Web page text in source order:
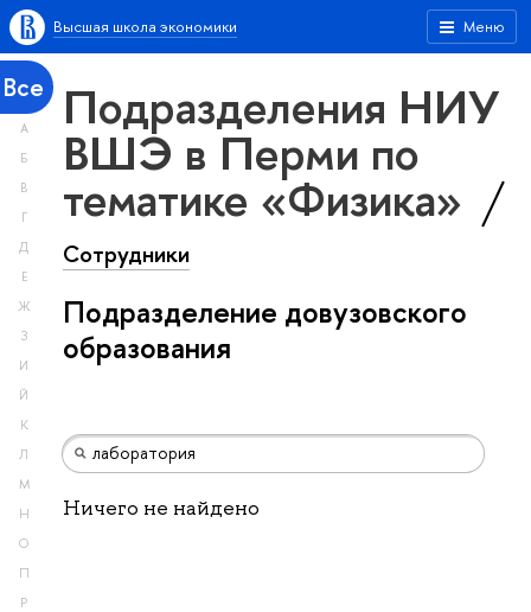
Меню
Высшая школа экономики
Все
А
Б
В
Г
Д
Е
Ж
З
И
Й
К
Л
М
Н
О
П
Р
Подразделения НИУ
ВШЭ в Перми по
тематике «Физика»
Сотрудники
Подразделение довузовского
образования
Ничего не найдено